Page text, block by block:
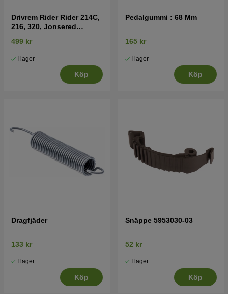
Drivrem Rider Rider 214C,
216, 320, Jonsered
499 kr
I lager
Köp
Pedalgummi : 68 Mm
165 kr
I lager
Köp
Dragfjäder
133 kr
I lager
Köp
Snäppe 5953030-03
52 kr
I lager
Köp